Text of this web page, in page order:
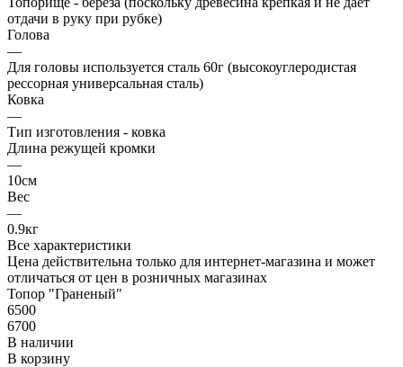
отдачи в руку при рубке)
Голова
—
Для головы используется сталь 60г (высокоуглеродистая
рессорная универсальная сталь)
Ковка
—
Тип изготовления - ковка
Длина режущей кромки
—
10см
Вес
—
0.9кг
Все характеристики
Цена действительна только для интернет-магазина и может
отличаться от цен в розничных магазинах
Топор "Граненый"
6500
6700
В наличии
В корзину